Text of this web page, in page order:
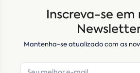
Inscreva-se em
Mantenha-se atualizado com as
E-mail*